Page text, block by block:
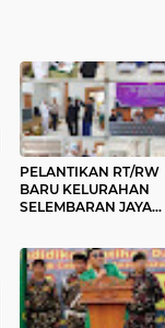
PELANTIKAN RT/RW
BARU KELURAHAN
SELEMBARAN JAYA
DIHARAPKAN LEBIH
GIGIH LAYANI
MASYARAKAT